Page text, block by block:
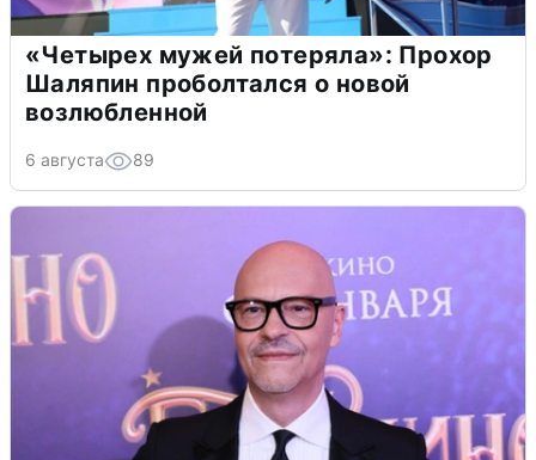
«Четырех мужей потеряла»: Прохор
Шаляпин проболтался о новой
возлюбленной
6 августа 89